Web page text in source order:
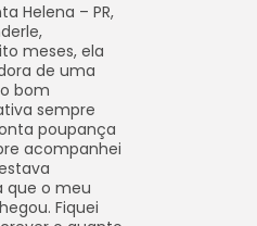
Helena – PR,
meses, ela
de uma
bom
sempre
poupança
acompanhei
que o meu
Fiquei